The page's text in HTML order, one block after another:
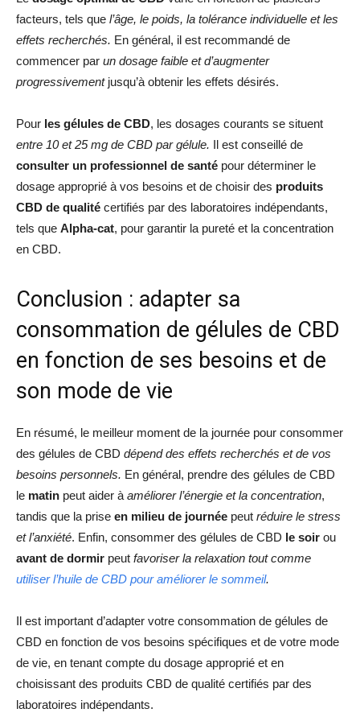
facteurs, tels que l’âge, le poids, la tolérance individuelle et les
effets recherchés. En général, il est recommandé de
commencer par un dosage faible et d’augmenter
progressivementjusqu’à obtenir les effets désirés.
Pour les gélules de CBD, les dosages courants se situent
entre 10 et 25 mg de CBD par gélule. Il est conseillé de
consulter un professionnel de santé pour déterminer le
dosage approprié à vos besoins et de choisir des produits
CBD de qualité certifiés par des laboratoires indépendants,
tels que Alpha-cat, pour garantir la pureté et la concentration
en CBD.
Conclusion : adapter sa
consommation de gélules de CBD
en fonction de ses besoins et de
son mode de vie
En résumé, le meilleur moment de la journée pour consommer
des gélules de CBD dépend des effets recherchés et de vos
besoins personnels. En général, prendre des gélules de CBD
le matin peut aider à améliorer l’énergie et la concentration,
tandis que la prise en milieu de journée peut réduire le stress
et l’anxiété. Enfin, consommer des gélules de CBD le soir ou
avant de dormir peut favoriser la relaxation tout comme
utiliser l’huile de CBD pour améliorer le sommeil.
Il est important d’adapter votre consommation de gélules de
CBD en fonction de vos besoins spécifiques et de votre mode
de vie, en tenant compte du dosage approprié et en
choisissant des produits CBD de qualité certifiés par des
laboratoires indépendants.